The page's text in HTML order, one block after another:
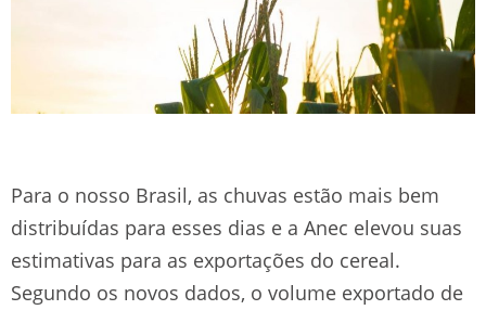
Para o nosso Brasil, as chuvas estão mais bem
distribuídas para esses dias e a Anec elevou suas
estimativas para as exportações do cereal.
Segundo os novos dados, o volume exportado de